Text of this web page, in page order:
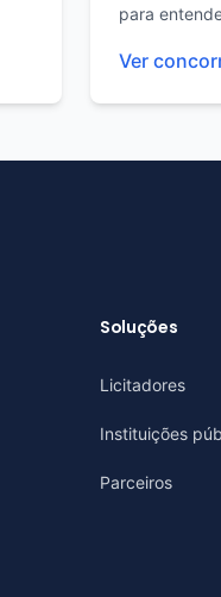
para
Ver
Soluções
Licitadores
Instituições
Parceiros